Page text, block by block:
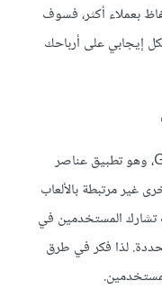
بعملاء أكثر، فسوف
إيجابي على أرباحك
التلعيب أو اللوعبة أو اللعبنة Gamification، وهو تطبيق عناصر
غير مرتبطة بالألعاب
تشارك المستخدمين في
لذا فكر في طرق